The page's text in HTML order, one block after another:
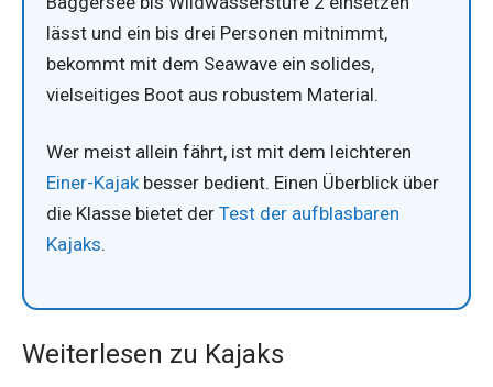
lässt und ein bis drei Personen mitnimmt,
bekommt mit dem Seawave ein solides,
vielseitiges Boot aus robustem Material.
Wer meist allein fährt, ist mit dem leichteren
Einer-Kajak besser bedient. Einen Überblick über
die Klasse bietet der Test der aufblasbaren
Kajaks.
Weiterlesen zu Kajaks